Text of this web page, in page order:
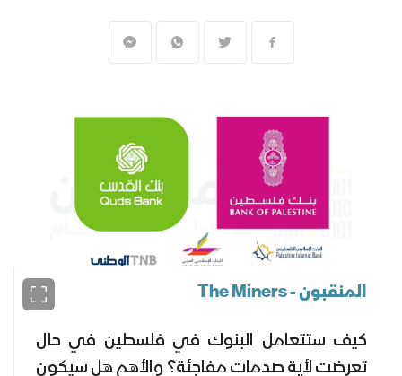
المنقبون - The Miners
كيف ستتعامل البنوك في فلسطين في حال
تعرضت لأية صدمات مفاجئة؟ والأهم هل سيكون